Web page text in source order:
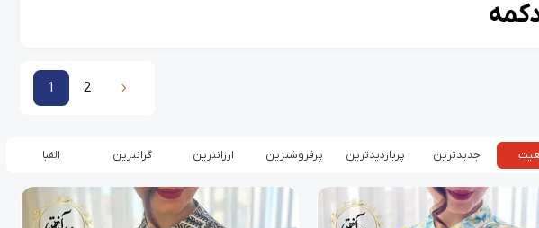
1 2
جدیدترین پربازدیدترین پرفروشترین ارزانترین گرانترین الفبا